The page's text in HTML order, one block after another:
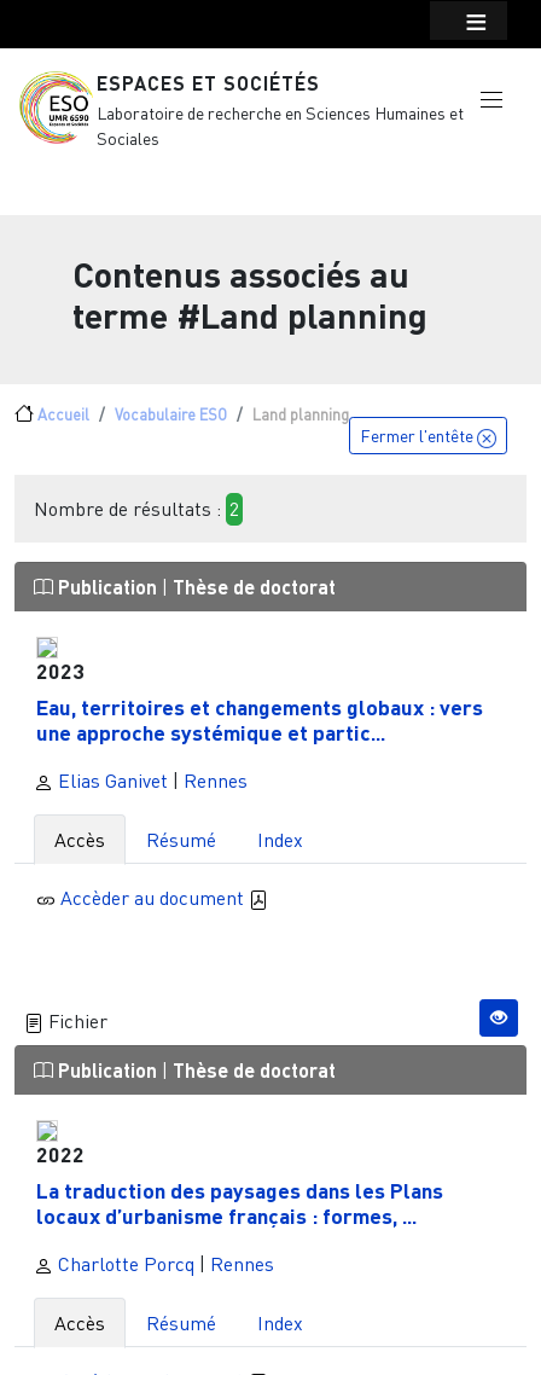
ESPACES ET SOCIÉTÉS
Laboratoire de recherche en Sciences Humaines et
Sociales
Contenus associés au
terme #Land planning
Fil d'Ariane
Accueil Vocabulaire ESO Land planning
Fermer l'entête
Nombre de résultats : 2
Publication Thèse de doctorat
2023
Eau, territoires et changements globaux : vers
une approche systémique et partic...
Elias Ganivet Rennes
Accès Résumé Index
Accèder au document
Fichier
Publication Thèse de doctorat
2022
La traduction des paysages dans les Plans
locaux d’urbanisme français : formes, ...
Charlotte Porcq Rennes
Accès Résumé Index